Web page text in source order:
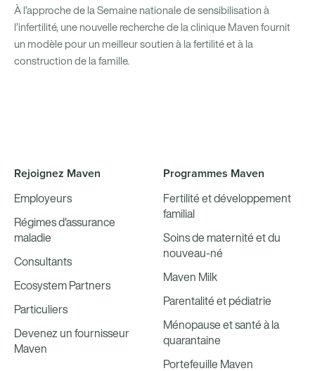
À l’approche de la Semaine nationale de sensibilisation à
l’infertilité, une nouvelle recherche de la clinique Maven fournit
un modèle pour un meilleur soutien à la fertilité et à la
construction de la famille.
Rejoignez Maven
Employeurs
Régimes d'assurance
maladie
Consultants
Ecosystem Partners
Particuliers
Devenez un fournisseur
Maven
Programmes Maven
Fertilité et développement
familial
Soins de maternité et du
nouveau-né
Maven Milk
Parentalité et pédiatrie
Ménopause et santé à la
quarantaine
Portefeuille Maven